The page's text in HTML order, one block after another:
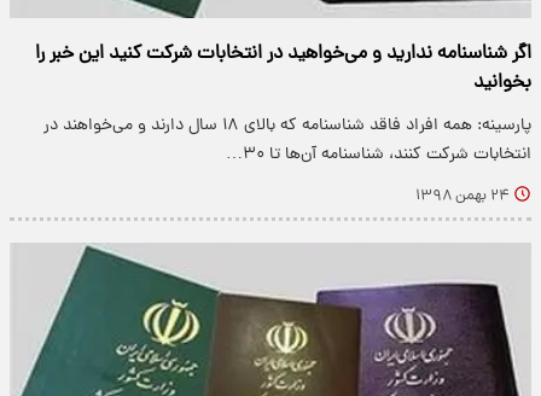
اگر شناسنامه ندارید و می‌خواهید در انتخابات شرکت کنید این خبر را
بخوانید
پارسینه: همه افراد فاقد شناسنامه که بالای ۱۸ سال دارند و می‌خواهند در
انتخابات شرکت کنند، شناسنامه آن‌ها تا ۳۰…
۲۴ بهمن ۱۳۹۸